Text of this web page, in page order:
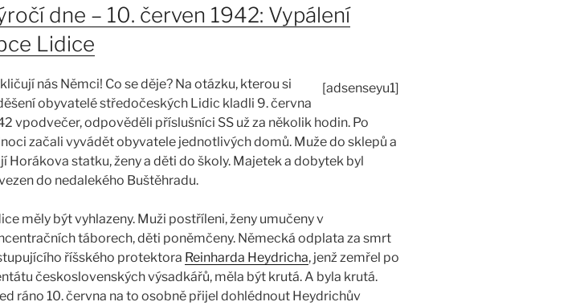
dne – 10. červen 1942: Vypálení
Lidice
[adsenseyu1]
nás Němci! Co se děje? Na otázku, kterou si
obyvatelé středočeských Lidic kladli 9. června
vpodvečer, odpověděli příslušníci SS už za několik hodin. Po
začali vyvádět obyvatele jednotlivých domů. Muže do sklepů a
Horákova statku, ženy a děti do školy. Majetek a dobytek byl
do nedalekého Buštěhradu.
měly být vyhlazeny. Muži postříleni, ženy umučeny v
táborech, děti poněmčeny. Německá odplata za smrt
říšského protektora Reinharda Heydricha, jenž zemřel po
československých výsadkářů, měla být krutá. A byla krutá.
ráno 10. června na to osobně přijel dohlédnout Heydrichův